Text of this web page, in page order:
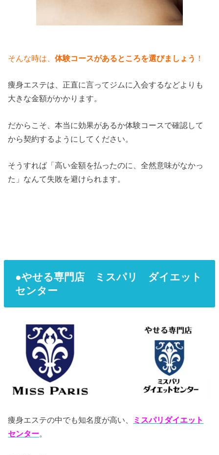
そんな時は、体験コースがあるところを選びましょう ！
痩身エステは、正直に言ってジムに入会するなどよりも
大きな金額がかかります。
だからこそ、本当に効果があるか体験コースで確認して
から契約するようにしてください。
そうすれば「高い金額を払ったのに、全然意味がなかっ
た」なんて失敗を避けられます。
●やせる専門店 ミスパリ ダイエット
センター
痩身エステの中でも知名度が高い、
ミスパリダイエット
センター。